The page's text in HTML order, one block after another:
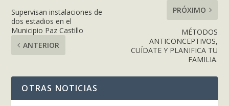
Supervisan instalaciones de
dos estadios en el
Municipio Paz Castillo
ANTERIOR
PRÓXIMO
MÉTODOS
ANTICONCEPTIVOS,
CUÍDATE Y PLANIFICA TU
FAMILIA.
OTRAS NOTICIAS